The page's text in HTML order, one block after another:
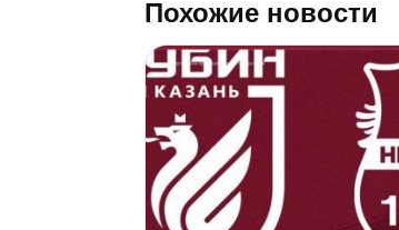
Похожие новости